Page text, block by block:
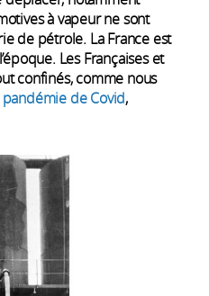
à vapeur ne sont
de pétrole. La France est
Les Françaises et
confinés, comme nous
pandémie de Covid,